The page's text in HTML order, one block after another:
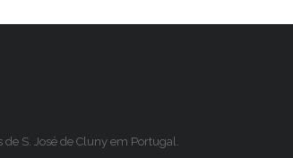
S. José de Cluny em Portugal.